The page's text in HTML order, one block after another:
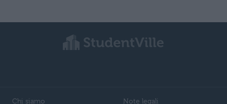
Chi siamo Note legali